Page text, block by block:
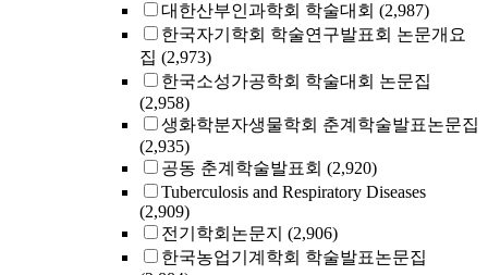
대한산부인과학회 학술대회 (2,987)
한국자기학회 학술연구발표회 논문개요
집 (2,973)
한국소성가공학회 학술대회 논문집
(2,958)
생화학분자생물학회 춘계학술발표논문집
(2,935)
공동 춘계학술발표회 (2,920)
Tuberculosis and Respiratory Diseases
(2,909)
전기학회논문지 (2,906)
한국농업기계학회 학술발표논문집